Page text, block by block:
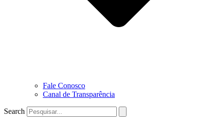
Fale Conosco
Canal de Transparência
Search